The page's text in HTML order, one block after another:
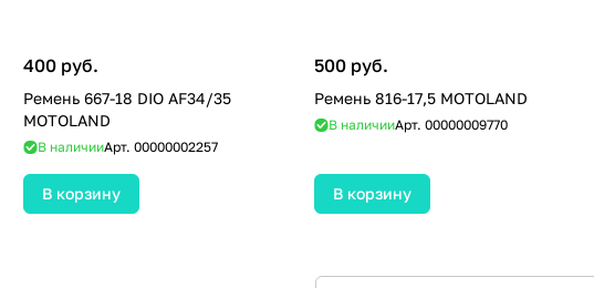
400 руб.
Ремень 667-18 DIO AF34/35
MOTOLAND
В наличииАрт. 00000002257
В корзину
500 руб.
Ремень 816-17,5 MOTOLAND
В наличииАрт. 00000009770
В корзину